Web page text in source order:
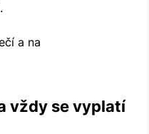
a na
vždy se vyplatí